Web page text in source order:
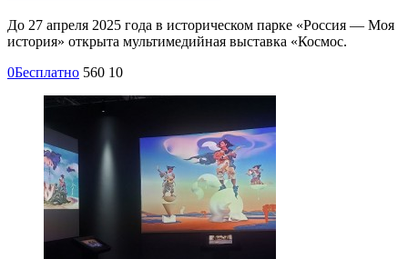
До 27 апреля 2025 года в историческом парке «Россия — Моя
история» открыта мультимедийная выставка «Космос.
0Бесплатно 560 10